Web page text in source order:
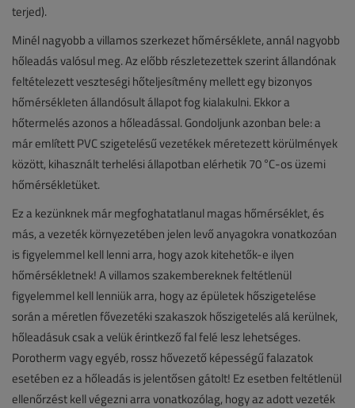
terjed).
Minél nagyobb a villamos szerkezet hőmérséklete, annál nagyobb
hőleadás valósul meg. Az előbb részletezettek szerint állandónak
feltételezett veszteségi hőteljesítmény mellett egy bizonyos
hőmérsékleten állandósult állapot fog kialakulni. Ekkor a
hőtermelés azonos a hőleadással. Gondoljunk azonban bele: a
már említett PVC szigetelésű vezetékek méretezett körülmények
között, kihasznált terhelési állapotban elérhetik 70 °C-os üzemi
hőmérsékletüket.
Ez a kezünknek már megfoghatatlanul magas hőmérséklet, és
más, a vezeték környezetében jelen levő anyagokra vonatkozóan
is figyelemmel kell lenni arra, hogy azok kitehetők-e ilyen
hőmérsékletnek! A villamos szakembereknek feltétlenül
figyelemmel kell lenniük arra, hogy az épületek hőszigetelése
során a méretlen fővezetéki szakaszok hőszigetelés alá kerülnek,
hőleadásuk csak a velük érintkező fal felé lesz lehetséges.
Porotherm vagy egyéb, rossz hővezető képességű falazatok
esetében ez a hőleadás is jelentősen gátolt! Ez esetben feltétlenül
ellenőrzést kell végezni arra vonatkozólag, hogy az adott vezeték